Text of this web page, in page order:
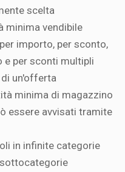
scelta
minima vendibile
importo, per sconto,
e per sconti multipli
un'offerta
minima di magazzino
essere avvisati tramite
in infinite categorie